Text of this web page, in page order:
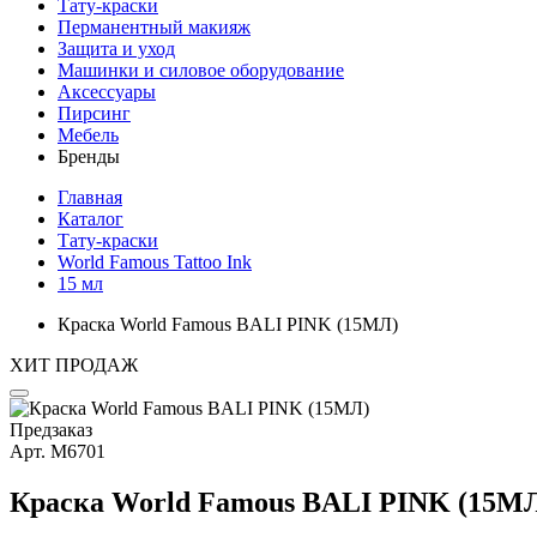
Тату-краски
Перманентный макияж
Защита и уход
Машинки и силовое оборудование
Аксессуары
Пирсинг
Мебель
Бренды
Главная
Каталог
Тату-краски
World Famous Tattoo Ink
15 мл
Краска World Famous BALI PINK (15МЛ)
ХИТ ПРОДАЖ
Предзаказ
Арт. М6701
Краска World Famous BALI PINK